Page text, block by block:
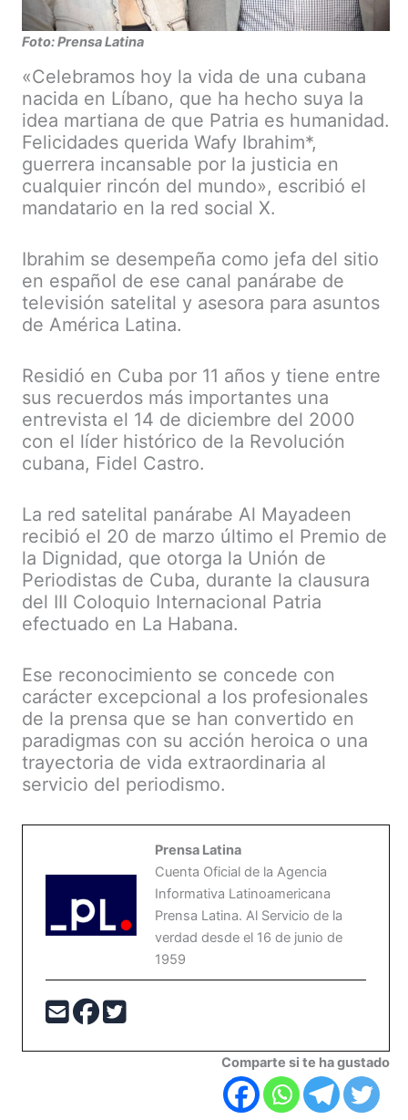
Foto: Prensa Latina
«Celebramos hoy la vida de una cubana
nacida en Líbano, que ha hecho suya la
idea martiana de que Patria es humanidad.
Felicidades querida Wafy Ibrahim*,
guerrera incansable por la justicia en
cualquier rincón del mundo», escribió el
mandatario en la red social X.
Ibrahim se desempeña como jefa del sitio
en español de ese canal panárabe de
televisión satelital y asesora para asuntos
de América Latina.
Residió en Cuba por 11 años y tiene entre
sus recuerdos más importantes una
entrevista el 14 de diciembre del 2000
con el líder histórico de la Revolución
cubana, Fidel Castro.
La red satelital panárabe Al Mayadeen
recibió el 20 de marzo último el Premio de
la Dignidad, que otorga la Unión de
Periodistas de Cuba, durante la clausura
del III Coloquio Internacional Patria
efectuado en La Habana.
Ese reconocimiento se concede con
carácter excepcional a los profesionales
de la prensa que se han convertido en
paradigmas con su acción heroica o una
trayectoria de vida extraordinaria al
servicio del periodismo.
Prensa Latina
Cuenta Oficial de la Agencia
Informativa Latinoamericana
Prensa Latina. Al Servicio de la
verdad desde el 16 de junio de
1959
Comparte si te ha gustado